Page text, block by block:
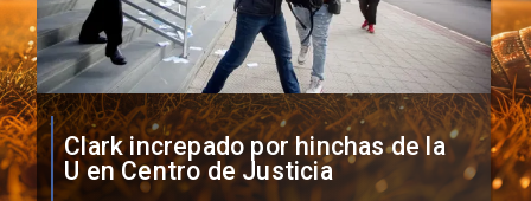
Vozinha firma contrato con Colo
Colo como nuevo arquero